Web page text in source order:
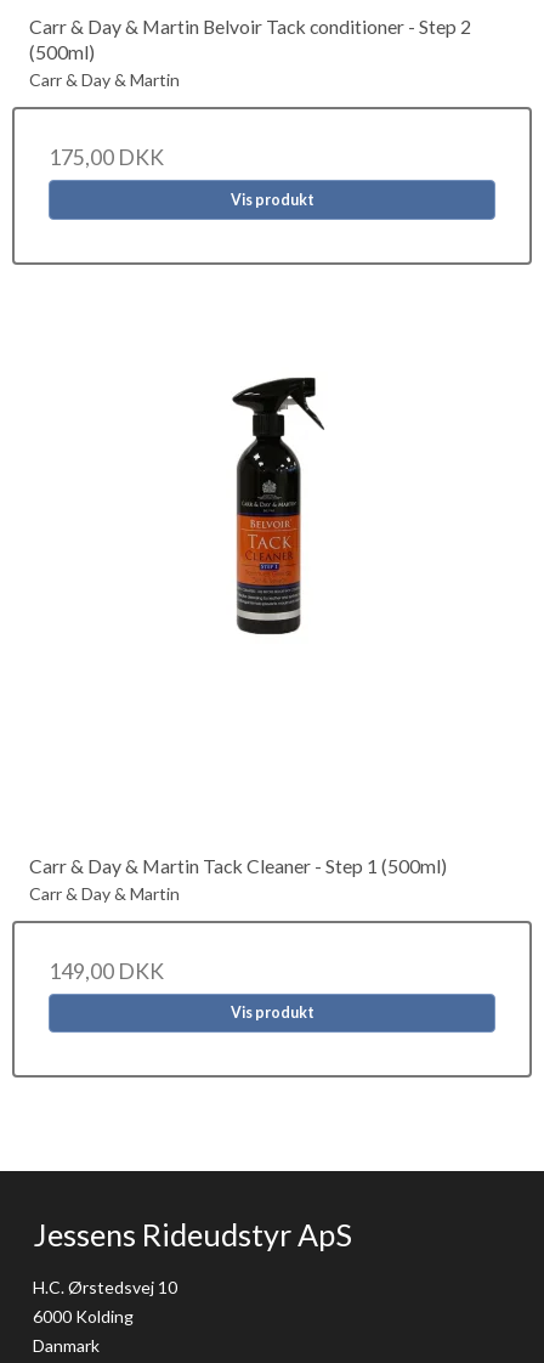
Carr & Day & Martin Belvoir Tack conditioner - Step 2
(500ml)
Carr & Day & Martin
175,00 DKK
Vis produkt
Carr & Day & Martin Tack Cleaner - Step 1 (500ml)
Carr & Day & Martin
149,00 DKK
Vis produkt
Jessens Rideudstyr ApS
H.C. Ørstedsvej 10
6000 Kolding
Danmark